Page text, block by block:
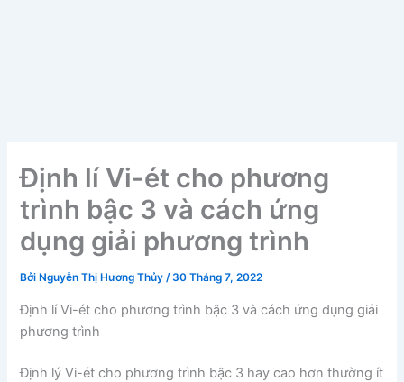
Định lí Vi-ét cho phương
trình bậc 3 và cách ứng
dụng giải phương trình
Bởi Nguyễn Thị Hương Thủy/30 Tháng 7, 2022
Định lí Vi-ét cho phương trình bậc 3 và cách ứng dụng giải
phương trình
Định lý Vi-ét cho phương trình bậc 3 hay cao hơn thường ít